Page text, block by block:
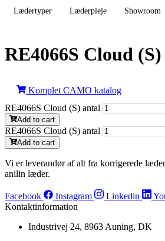
Lædertyper Læderpleje Showroom
RE4066S Cloud (S)
Komplet CAMO katalog
RE4066S Cloud (S) antal
Add to cart
RE4066S Cloud (S) antal
Add to cart
Vi er leverandør af alt fra korrigerede
anilin læder.
Facebook Instagram Linkedin
Kontaktinformation
Industrivej 24, 8963 Auning, DK